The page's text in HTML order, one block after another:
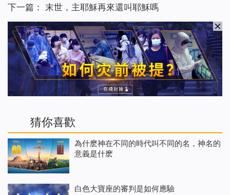
下一篇： 末世，主耶穌再來還叫耶穌嗎
猜你喜歡
為什麽神在不同的時代叫不同的名，神名的
意義是什麽
白色大寶座的審判是如何應驗